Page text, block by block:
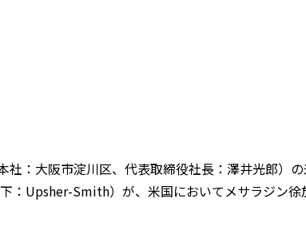
社：大阪市淀川区、代表取締役社長：澤井光郎
：Upsher-Smith）が、米国においてメサラジン